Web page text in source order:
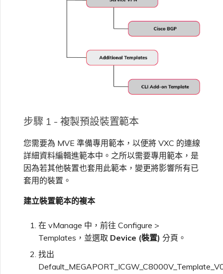
步驟 1 - 複製預設裝置範本
您需要為 MVE 準備專用範本，以便將 VXC 的連線
詳細資料編輯進範本中。之所以需要專用範本，是
因為若其他裝置也套用此範本，變更將影響所有已
套用的裝置。
建立裝置範本的複本
在 vManage 中，前往 Configure >
Templates，並選取 Device (裝置) 分頁。
找出